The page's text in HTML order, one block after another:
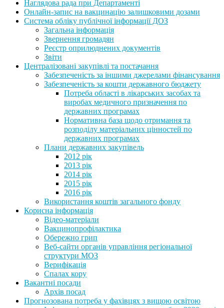
Наглядова рада при Департаменті
Онлайн-запис на вакцинацію залишковими дозами
Система обліку публічної інформації ДОЗ
Загальна інформація
Звернення громадян
Реєстр оприлюднених документів
Звіти
Централізовані закупівлі та постачання
Забезпеченість за іншими джерелами фінансування
Забезпеченість за кошти державного бюджету
Потреба області в лікарських засобах та
виробах медичного призначення по
державних програмах
Нормативна база щодо отримання та
розподілу матеріальних цінностей по
державних програмах
Плани державних закупівель
2012 рік
2013 рік
2014 рік
2015 рік
2016 рік
Використання коштів загального фонду
Корисна інформація
Відео-матеріали
Вакцинопрофілактика
Обережно грип
Веб-сайти органів управління регіональної
структури МОЗ
Верифікація
Спалах кору
Вакантні посади
Архів посад
Прогнозована потреба у фахівцях з вищою освітою